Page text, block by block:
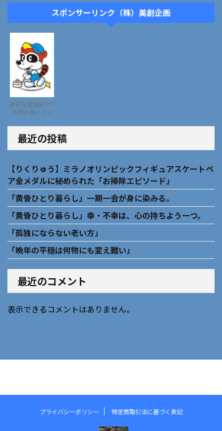
スポンサーリンク（株）美創企画
清潔な環境創りで
笑顔を届けたい
最近の投稿
【りくりゅう】ミラノオリンピックフィギュアスケートペ
ア金メダルに秘められた「お掃除エピソード」
「黄昏ひとり暮らし」一期一会が身に染みる。
「黄昏ひとり暮らし」幸・不幸は、心の持ちよう一つ。
「孤独にならない老い方」
「晩年の平穏は何物にも変え難い」
最近のコメント
表示できるコメントはありません。
プライバシーポリシー 特定商取引法に基づく表記